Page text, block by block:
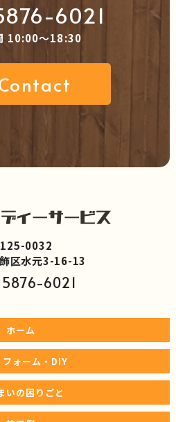
6021
10:00～18:30
125-0032
区水元3-16-13
6021
ホーム
フォーム・DIY
いの困りごと